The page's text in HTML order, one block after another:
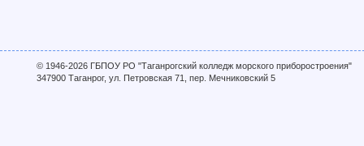
© 1946-2026 ГБПОУ РО "Таганрогский колледж морского приборостроения"
347900 Таганрог, ул. Петровская 71, пер. Мечниковский 5